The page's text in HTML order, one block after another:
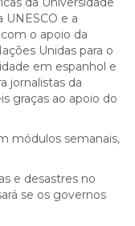
UNESCO e a
o apoio da
Unidas para o
em espanhol e
jornalistas da
graças ao apoio do
módulos semanais,
e desastres no
se os governos